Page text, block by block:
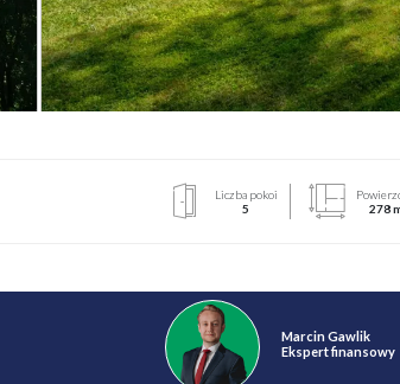
Liczba pokoi
5
278
Marcin Gawlik
Ekspert finansowy